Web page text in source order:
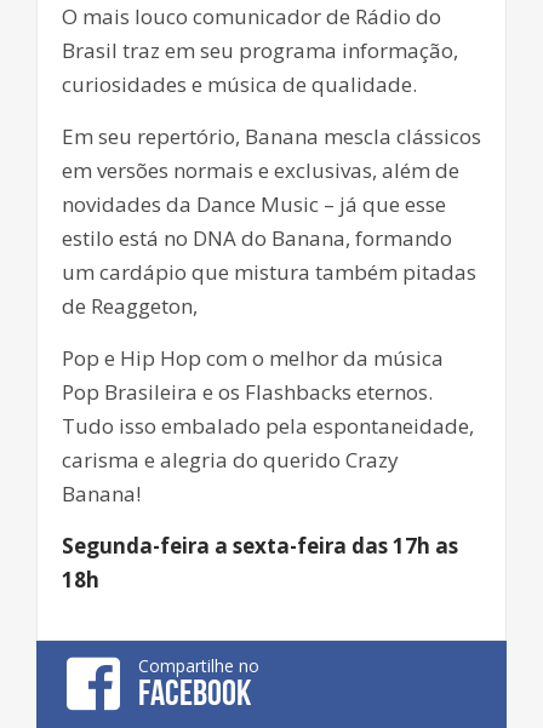
O mais louco comunicador de Rádio do
Brasil traz em seu programa informação,
curiosidades e música de qualidade.
Em seu repertório, Banana mescla clássicos
em versões normais e exclusivas, além de
novidades da Dance Music – já que esse
estilo está no DNA do Banana, formando
um cardápio que mistura também pitadas
de Reaggeton,
Pop e Hip Hop com o melhor da música
Pop Brasileira e os Flashbacks eternos.
Tudo isso embalado pela espontaneidade,
carisma e alegria do querido Crazy
Banana!
Segunda-feira a sexta-feira das 17h as
18h
Compartilhe no
FACEBOOK